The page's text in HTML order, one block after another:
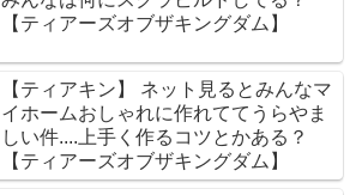
【ティアーズオブザキングダム】
【ティアキン】 ネット見るとみんなマ
イホームおしゃれに作れててうらやま
しい件....上手く作るコツとかある？
【ティアーズオブザキングダム】